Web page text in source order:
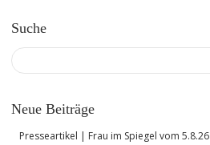
Suche
Neue Beiträge
Presseartikel | Frau im Spiegel vom 5.8.26